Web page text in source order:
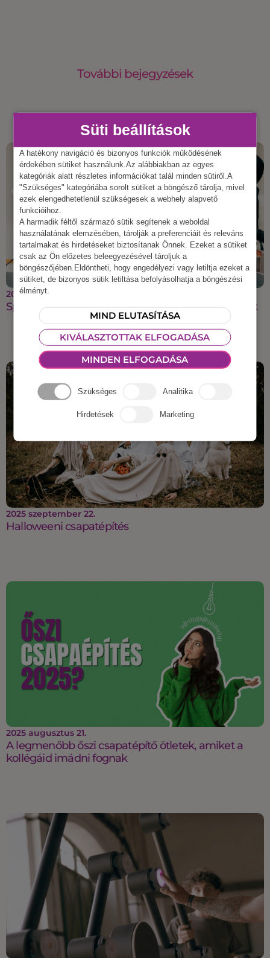
További bejegyzések
2025 október 27.
Sportos csapatépítés, ami energiát ad a csapatnak
2025 szeptember 22.
Halloweeni csapatépítés
2025 augusztus 21.
A legmenőbb őszi csapatépítő ötletek, amiket a
kollégáid imádni fognak
Süti beállítások
A hatékony navigáció és bizonyos funkciók működésének
érdekében sütiket használunk.Az alábbiakban az egyes
kategóriák alatt részletes információkat talál minden sütiről.A
"Szükséges" kategóriába sorolt sütiket a böngésző tárolja, mivel
ezek elengedhetetlenül szükségesek a webhely alapvető
funkcióihoz.
A harmadik féltől származó sütik segítenek a weboldal
használatának elemzésében, tárolják a preferenciáit és releváns
tartalmakat és hirdetéseket biztosítanak Önnek. Ezeket a sütiket
csak az Ön előzetes beleegyezésével tároljuk a
böngészőjében.Eldöntheti, hogy engedélyezi vagy letiltja ezeket a
sütiket, de bizonyos sütik letiltása befolyásolhatja a böngészési
élményt.
MIND ELUTASÍTÁSA
KIVÁLASZTOTTAK ELFOGADÁSA
MINDEN ELFOGADÁSA
Szükséges Analitika
Hirdetések Marketing